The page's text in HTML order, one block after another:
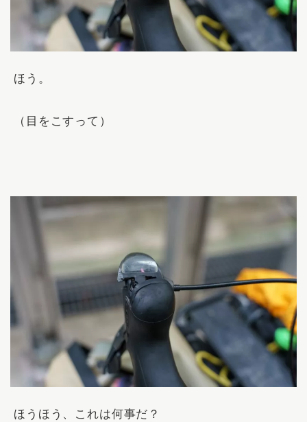
ほう。
（目をこすって）
ほうほう、これは何事だ？